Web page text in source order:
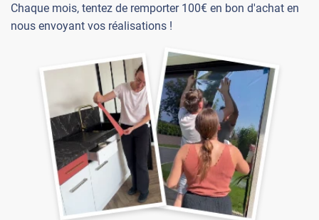
Chaque mois, tentez de remporter 100€ en bon d'achat en
nous envoyant vos réalisations !